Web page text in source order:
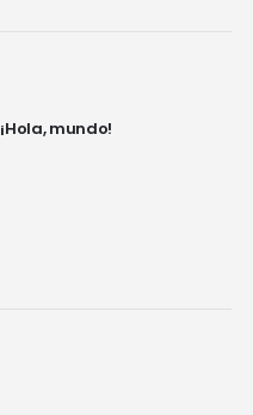
¡Hola, mundo!